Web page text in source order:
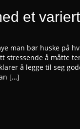
et
man bør huske på
stressende å måtte
å legge til seg
[…]